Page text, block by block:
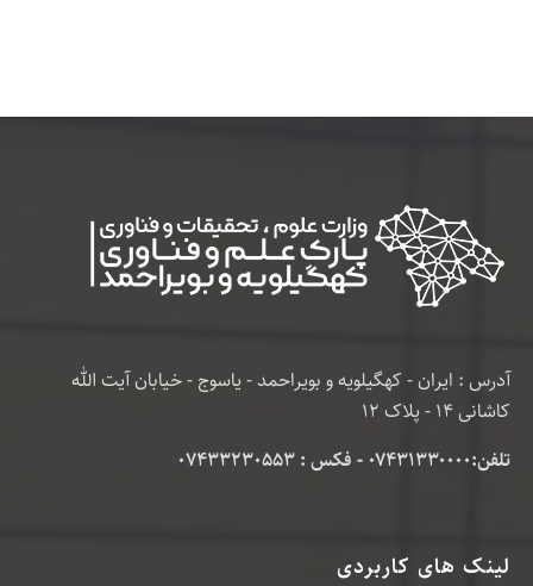
آدرس : ایران - کهگیلویه و بویراحمد - یاسوج - خیابان آیت الله
کاشانی 14 - پلاک 12
تلفن:۰۷۴۳۱۳۳۰۰۰۰ - فکس : 07433230553
لینک های کاربردی